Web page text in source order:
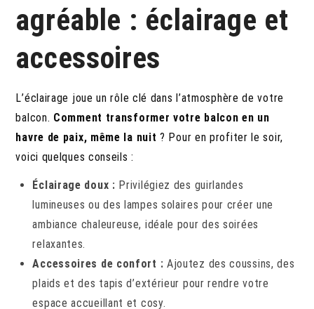
agréable : éclairage et
accessoires
L’éclairage joue un rôle clé dans l’atmosphère de votre
balcon. Comment transformer votre balcon en un
havre de paix, même la nuit ? Pour en profiter le soir,
voici quelques conseils :
Éclairage doux : Privilégiez des guirlandes
lumineuses ou des lampes solaires pour créer une
ambiance chaleureuse, idéale pour des soirées
relaxantes.
Accessoires de confort : Ajoutez des coussins, des
plaids et des tapis d’extérieur pour rendre votre
espace accueillant et cosy.